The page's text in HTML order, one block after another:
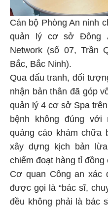
Cán bộ Phòng An ninh
quản lý cơ sở Đông
Network (số 07, Trần
Bắc, Bắc Ninh).
Qua đấu tranh, đối
nhận bản thân đã góp
quản lý 4 cơ sở Spa
bệnh không đúng với
quảng cáo khám chữa
xây dựng kịch bản
chiếm đoạt hàng tỉ
Cơ quan Công an xác
được gọi là “bác sĩ,
đều không phải là bác